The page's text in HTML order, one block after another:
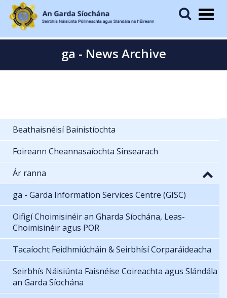
ga - News Archive
Beathaisnéisí Bainistíochta
Foireann Cheannasaíochta Sinsearach
Ár ranna
ga - Garda Information Services Centre (GISC)
Oifigí Choimisinéir an Gharda Síochána, Leas-
Choimisinéir agus POR
Tacaíocht Feidhmiúcháin & Seirbhísí Corparáideacha
Seirbhís Náisiúnta Faisnéise Coireachta agus Slándála
an Garda Síochána